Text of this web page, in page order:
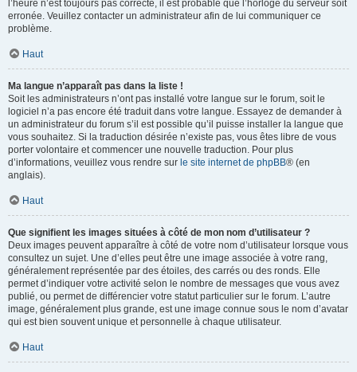
l’heure n’est toujours pas correcte, il est probable que l’horloge du serveur soit
erronée. Veuillez contacter un administrateur afin de lui communiquer ce
problème.
Haut
Ma langue n’apparaît pas dans la liste !
Soit les administrateurs n’ont pas installé votre langue sur le forum, soit le
logiciel n’a pas encore été traduit dans votre langue. Essayez de demander à
un administrateur du forum s’il est possible qu’il puisse installer la langue que
vous souhaitez. Si la traduction désirée n’existe pas, vous êtes libre de vous
porter volontaire et commencer une nouvelle traduction. Pour plus
d’informations, veuillez vous rendre sur le site internet de phpBB® (en
anglais).
Haut
Que signifient les images situées à côté de mon nom d’utilisateur ?
Deux images peuvent apparaître à côté de votre nom d’utilisateur lorsque vous
consultez un sujet. Une d’elles peut être une image associée à votre rang,
généralement représentée par des étoiles, des carrés ou des ronds. Elle
permet d’indiquer votre activité selon le nombre de messages que vous avez
publié, ou permet de différencier votre statut particulier sur le forum. L’autre
image, généralement plus grande, est une image connue sous le nom d’avatar
qui est bien souvent unique et personnelle à chaque utilisateur.
Haut